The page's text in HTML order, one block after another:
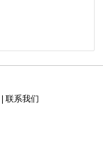
联系我们